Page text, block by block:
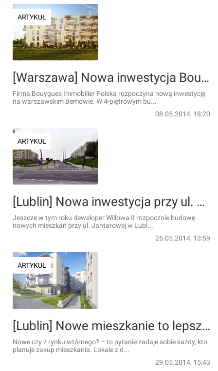
ARTYKUŁ
[Warszawa] Nowa inwestycja Bouygues Immobilier Polska
Firma Bouygues Immobilier Polska rozpoczyna nową inwestycję
na warszawskim Bemowie. W 4-piętrowym bu...
08.05.2014, 18:20
ARTYKUŁ
[Lublin] Nowa inwestycja przy ul. Jantarowej
Jeszcze w tym roku deweloper Willowa II rozpocznie budowę
nowych mieszkań przy ul. Jantarowej w Lubl...
26.05.2014, 13:59
ARTYKUŁ
[Lublin] Nowe mieszkanie to lepsza inwestycja
Nowe czy z rynku wtórnego? – to pytanie zadaje sobie każdy, kto
planuje zakup mieszkania. Lokale z d...
29.05.2014, 15:43